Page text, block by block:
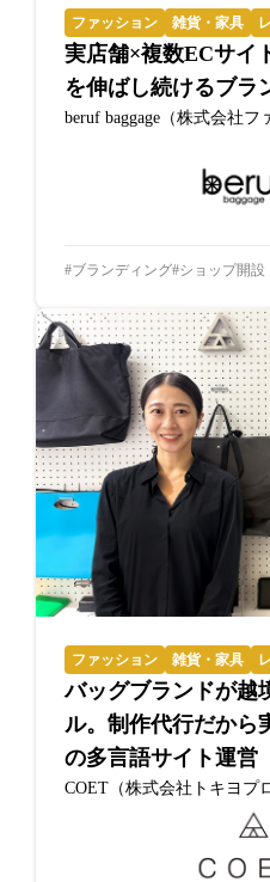
ファッション 雑貨・家具
実店舗×複数ECサイ
を伸ばし続けるブラ
beruf baggage（株式会社フ
ブランディング ショップ開設
ファッション 雑貨・家具
バッグブランドが越
ル。制作代行だから
の多言語サイト運営
COET（株式会社トキヨプ